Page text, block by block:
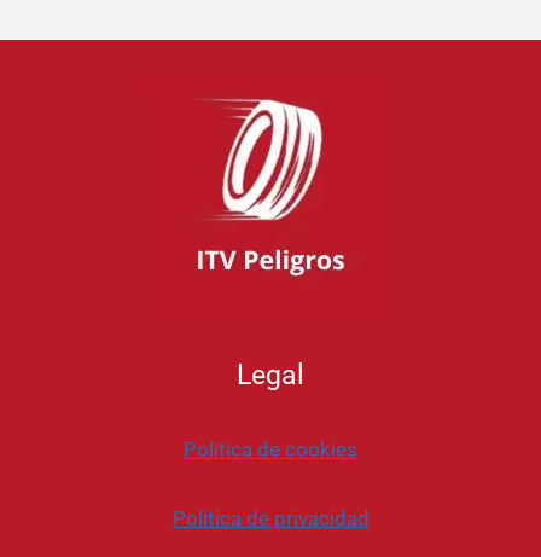
Legal
Política de cookies
Política de privacidad